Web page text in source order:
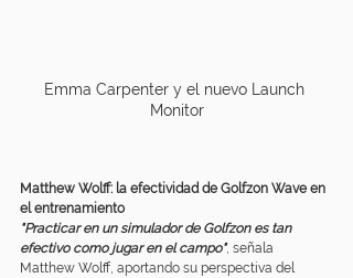
Emma Carpenter y el nuevo Launch
Monitor
Matthew Wolff: la efectividad de Golfzon Wave en
el entrenamiento
"Practicar en un simulador de Golfzon es tan
efectivo como jugar en el campo", señala
Matthew Wolff, aportando su perspectiva del